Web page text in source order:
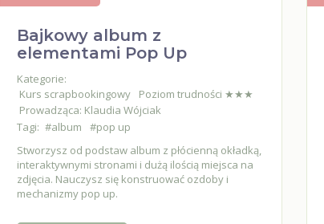
Bajkowy album z
elementami Pop Up
Kategorie:
Kurs scrapbookingowy
Poziom trudności ★★★
Prowadząca: Klaudia Wójciak
Tagi: #album
#pop up
Stworzysz od podstaw album z płócienną okładką,
interaktywnymi stronami i dużą ilością miejsca na
zdjęcia. Nauczysz się konstruować ozdoby i
mechanizmy pop up.